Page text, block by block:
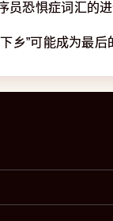
员恐惧症词汇的
乡”可能成为最